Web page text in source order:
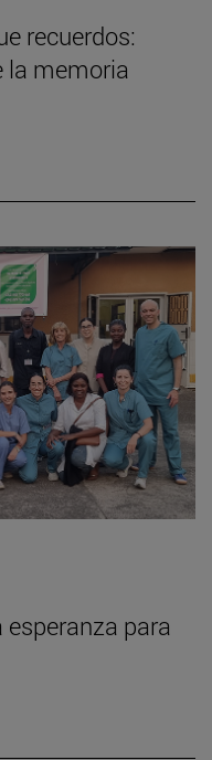
recuerdos:
la memoria
esperanza para